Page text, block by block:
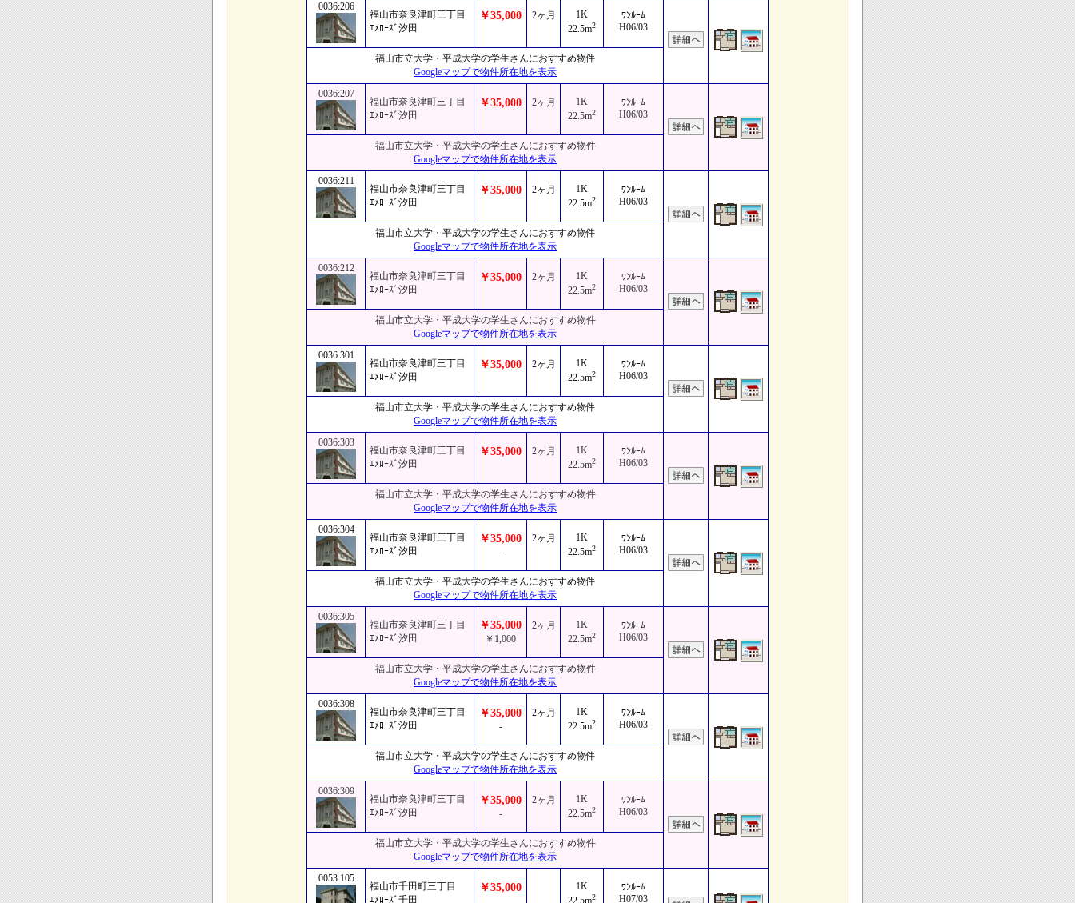
0036:206
福山市奈良津町三丁目
ｴﾒﾛｰｽﾞ汐田
￥35,000 2ヶ月
1K
22.5m2
ﾜﾝﾙｰﾑ
H06/03
福山市立大学・平成大学の学生さんにおすすめ物件
Googleマップで物件所在地を表示
0036:207
福山市奈良津町三丁目
ｴﾒﾛｰｽﾞ汐田
￥35,000 2ヶ月
1K
22.5m2
ﾜﾝﾙｰﾑ
H06/03
福山市立大学・平成大学の学生さんにおすすめ物件
Googleマップで物件所在地を表示
0036:211
福山市奈良津町三丁目
ｴﾒﾛｰｽﾞ汐田
￥35,000 2ヶ月
1K
22.5m2
ﾜﾝﾙｰﾑ
H06/03
福山市立大学・平成大学の学生さんにおすすめ物件
Googleマップで物件所在地を表示
0036:212
福山市奈良津町三丁目
ｴﾒﾛｰｽﾞ汐田
￥35,000 2ヶ月
1K
22.5m2
ﾜﾝﾙｰﾑ
H06/03
福山市立大学・平成大学の学生さんにおすすめ物件
Googleマップで物件所在地を表示
0036:301
福山市奈良津町三丁目
ｴﾒﾛｰｽﾞ汐田
￥35,000 2ヶ月
1K
22.5m2
ﾜﾝﾙｰﾑ
H06/03
福山市立大学・平成大学の学生さんにおすすめ物件
Googleマップで物件所在地を表示
0036:303
福山市奈良津町三丁目
ｴﾒﾛｰｽﾞ汐田
￥35,000 2ヶ月
1K
22.5m2
ﾜﾝﾙｰﾑ
H06/03
福山市立大学・平成大学の学生さんにおすすめ物件
Googleマップで物件所在地を表示
0036:304
福山市奈良津町三丁目
ｴﾒﾛｰｽﾞ汐田
￥35,000
-
2ヶ月
1K
22.5m2
ﾜﾝﾙｰﾑ
H06/03
福山市立大学・平成大学の学生さんにおすすめ物件
Googleマップで物件所在地を表示
0036:305
福山市奈良津町三丁目
ｴﾒﾛｰｽﾞ汐田
￥35,000
￥1,000
2ヶ月
1K
22.5m2
ﾜﾝﾙｰﾑ
H06/03
福山市立大学・平成大学の学生さんにおすすめ物件
Googleマップで物件所在地を表示
0036:308
福山市奈良津町三丁目
ｴﾒﾛｰｽﾞ汐田
￥35,000
-
2ヶ月
1K
22.5m2
ﾜﾝﾙｰﾑ
H06/03
福山市立大学・平成大学の学生さんにおすすめ物件
Googleマップで物件所在地を表示
0036:309
福山市奈良津町三丁目
ｴﾒﾛｰｽﾞ汐田
￥35,000
-
2ヶ月
1K
22.5m2
ﾜﾝﾙｰﾑ
H06/03
福山市立大学・平成大学の学生さんにおすすめ物件
Googleマップで物件所在地を表示
0053:105
福山市千田町三丁目
ｴﾒﾛｰｽﾞ千田
￥35,000
1K
22.5m2
ﾜﾝﾙｰﾑ
H07/03